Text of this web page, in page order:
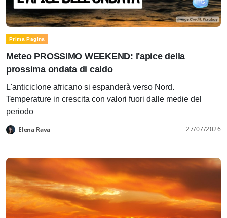
Prima Pagina
Meteo PROSSIMO WEEKEND: l'apice della
prossima ondata di caldo
L'anticiclone africano si espanderà verso Nord.
Temperature in crescita con valori fuori dalle medie del
periodo
Elena Rava 27/07/2026